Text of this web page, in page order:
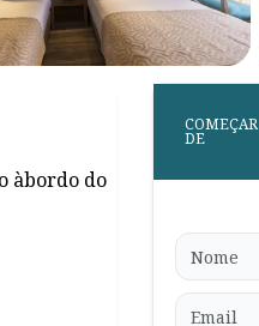
àbordo do
COMEÇAR
DE